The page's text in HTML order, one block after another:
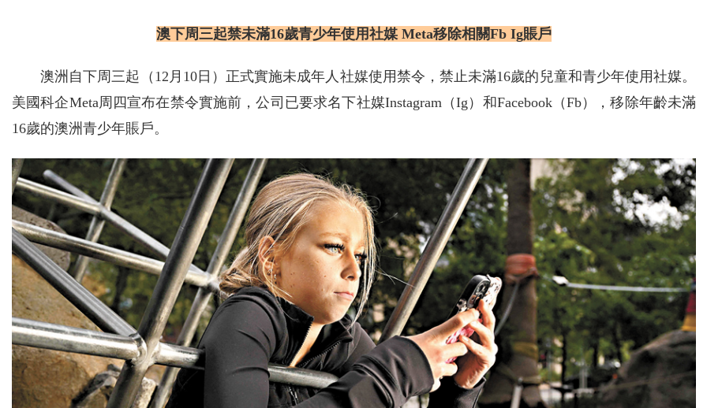
澳下周三起禁未滿16歲青少年使用社媒 Meta移除相關Fb Ig賬戶
澳洲自下周三起（12月10日）正式實施未成年人社媒使用禁令，禁止未滿16歲的兒童和青少年使用社媒。
美國科企Meta周四宣布在禁令實施前，公司已要求名下社媒Instagram（Ig）和Facebook（Fb），移除年齡未滿
16歲的澳洲青少年賬戶。